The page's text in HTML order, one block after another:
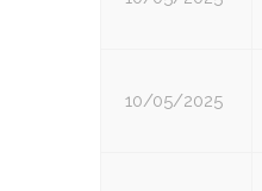
10/05/2025